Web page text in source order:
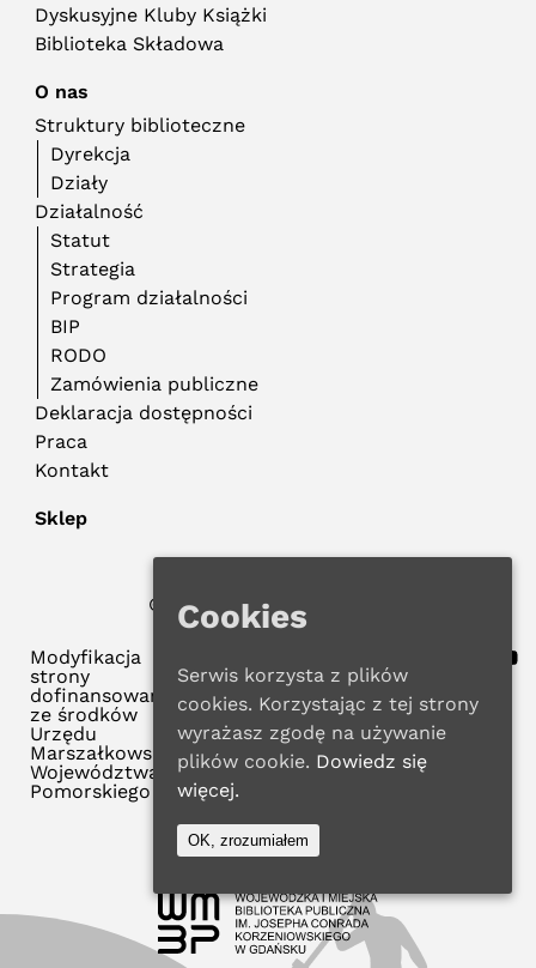
Dyskusyjne Kluby Książki
Biblioteka Składowa
O nas
Struktury biblioteczne
Dyrekcja
Działy
Działalność
Statut
Strategia
Program działalności
BIP
RODO
Zamówienia publiczne
Deklaracja dostępności
Praca
Kontakt
Sklep
© 2022 WMBP w Gdańsku
Polityka Prywatności
Modyfikacja
strony
dofinansowana
ze środków
Urzędu
Marszałkowskiego
Województwa
Pomorskiego
Cookies
Serwis korzysta z plików
cookies. Korzystając z tej strony
wyrażasz zgodę na używanie
plików cookie. Dowiedz się
więcej.
OK, zrozumiałem